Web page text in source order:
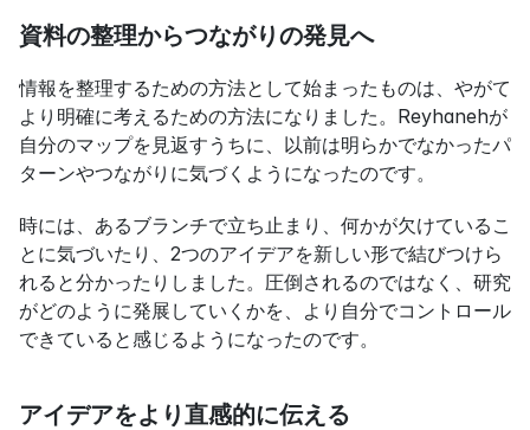
資料の整理からつながりの発見へ
情報を整理するための方法として始まったものは、やがて
より明確に考えるための方法になりました。Reyhanehが
自分のマップを見返すうちに、以前は明らかでなかったパ
ターンやつながりに気づくようになったのです。
時には、あるブランチで立ち止まり、何かが欠けているこ
とに気づいたり、2つのアイデアを新しい形で結びつけら
れると分かったりしました。圧倒されるのではなく、研究
がどのように発展していくかを、より自分でコントロール
できていると感じるようになったのです。
アイデアをより直感的に伝える